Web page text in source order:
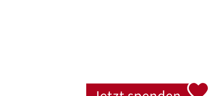
Jetzt spenden